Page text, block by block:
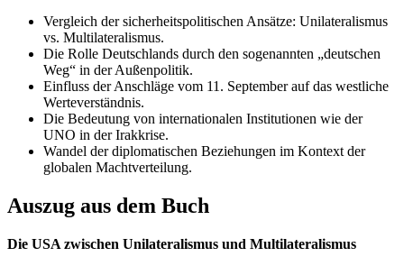
Vergleich der sicherheitspolitischen Ansätze: Unilateralismus
vs. Multilateralismus.
Die Rolle Deutschlands durch den sogenannten „deutschen
Weg“ in der Außenpolitik.
Einfluss der Anschläge vom 11. September auf das westliche
Werteverständnis.
Die Bedeutung von internationalen Institutionen wie der
UNO in der Irakkrise.
Wandel der diplomatischen Beziehungen im Kontext der
globalen Machtverteilung.
Auszug aus dem Buch
Die USA zwischen Unilateralismus und Multilateralismus